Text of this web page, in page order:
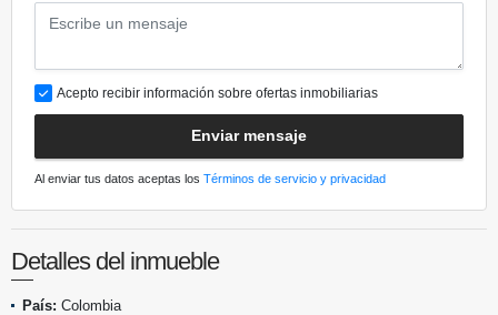
Acepto recibir información sobre ofertas inmobiliarias
Enviar mensaje
Al enviar tus datos aceptas los Términos de servicio y privacidad
Detalles del inmueble
País: Colombia